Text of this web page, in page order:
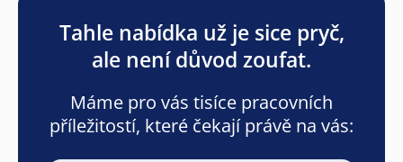
Tahle nabídka už je sice pryč,
ale není důvod zoufat.
Máme pro vás tisíce pracovních
příležitostí, které čekají právě na vás: